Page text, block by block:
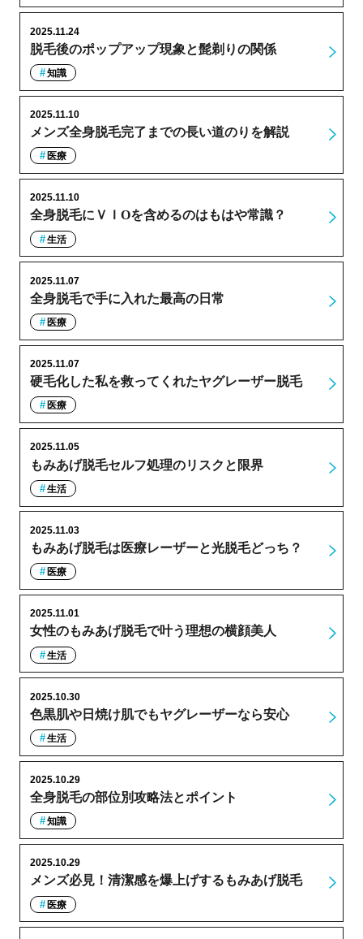
脱毛後のポップアップ現象と髭剃りの関係
2025.11.24
知識
メンズ全身脱毛完了までの長い道のりを解説
2025.11.10
医療
全身脱毛にＶＩОを含めるのはもはや常識？
2025.11.10
生活
全身脱毛で手に入れた最高の日常
2025.11.07
医療
硬毛化した私を救ってくれたヤグレーザー脱毛
2025.11.07
医療
もみあげ脱毛セルフ処理のリスクと限界
2025.11.05
生活
もみあげ脱毛は医療レーザーと光脱毛どっち？
2025.11.03
医療
女性のもみあげ脱毛で叶う理想の横顔美人
2025.11.01
生活
色黒肌や日焼け肌でもヤグレーザーなら安心
2025.10.30
生活
全身脱毛の部位別攻略法とポイント
2025.10.29
知識
メンズ必見！清潔感を爆上げするもみあげ脱毛
2025.10.29
医療